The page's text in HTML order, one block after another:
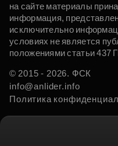
на сайте материалы
информация,
исключительно
условиях не является
положениями статьи 437
© 2015 - 2026. ФСК
info@anlider.info
Политика